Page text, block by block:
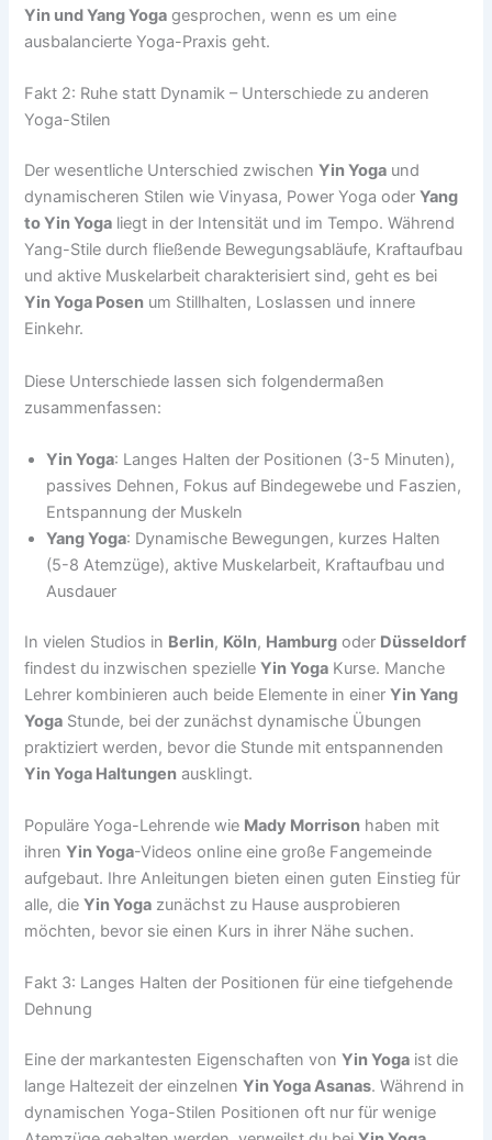
Yin und Yang Yoga gesprochen, wenn es um eine
ausbalancierte Yoga-Praxis geht.
Fakt 2: Ruhe statt Dynamik – Unterschiede zu anderen
Yoga-Stilen
Der wesentliche Unterschied zwischenYin Yoga und
dynamischeren Stilen wie Vinyasa, Power Yoga oderYang
to Yin Yoga liegt in der Intensität und im Tempo. Während
Yang-Stile durch fließende Bewegungsabläufe, Kraftaufbau
und aktive Muskelarbeit charakterisiert sind, geht es bei
Yin Yoga Posen um Stillhalten, Loslassen und innere
Einkehr.
Diese Unterschiede lassen sich folgendermaßen
zusammenfassen:
Yin Yoga: Langes Halten der Positionen (3-5 Minuten),
passives Dehnen, Fokus auf Bindegewebe und Faszien,
Entspannung der Muskeln
Yang Yoga: Dynamische Bewegungen, kurzes Halten
(5-8 Atemzüge), aktive Muskelarbeit, Kraftaufbau und
Ausdauer
In vielen Studios in Berlin, Köln, Hamburg oder Düsseldorf
findest du inzwischen spezielleYin Yoga Kurse. Manche
Lehrer kombinieren auch beide Elemente in einerYin Yang
Yoga Stunde, bei der zunächst dynamische Übungen
praktiziert werden, bevor die Stunde mit entspannenden
Yin Yoga Haltungen ausklingt.
Populäre Yoga-Lehrende wie Mady Morrison haben mit
ihrenYin Yoga-Videos online eine große Fangemeinde
aufgebaut. Ihre Anleitungen bieten einen guten Einstieg für
alle, dieYin Yoga zunächst zu Hause ausprobieren
möchten, bevor sie einen Kurs in ihrer Nähe suchen.
Fakt 3: Langes Halten der Positionen für eine tiefgehende
Dehnung
Eine der markantesten Eigenschaften vonYin Yoga ist die
lange Haltezeit der einzelnenYin Yoga Asanas. Während in
dynamischen Yoga-Stilen Positionen oft nur für wenige